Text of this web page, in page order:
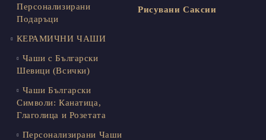
Персонализирани
Подаръци
КЕРАМИЧНИ ЧАШИ
Чаши с Български
Шевици (Всички)
Чаши Български
Символи: Канатица,
Глаголица и Розетата
Персонализирани Чаши
Рисувани Саксии